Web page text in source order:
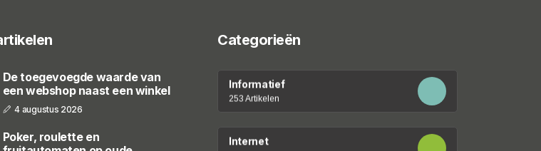
De toegevoegde waarde van
een webshop naast een winkel
4 augustus 2026
Poker, roulette en
Categorieën
Informatief
253 Artikelen
Internet